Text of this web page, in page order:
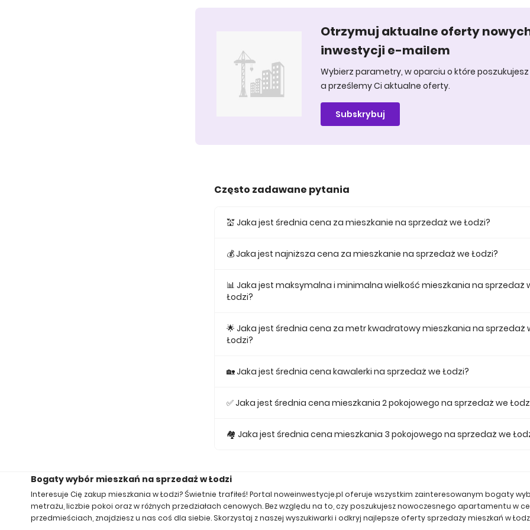
Otrzymuj aktualne oferty
inwestycji e-mailem
Wybierz parametry, w oparciu o które
a prześlemy Ci aktualne oferty.
Subskrybuj
Często zadawane pytania
💒 Jaka jest średnia cena za mieszkanie na sprzedaż we Łodzi?
💰 Jaka jest najniższa cena za mieszkanie na sprzedaż we Łodzi?
📊 Jaka jest maksymalna i minimalna wielkość mieszkania na sprzedaż
Łodzi?
25,03.
🌟 Jaka jest średnia cena za metr kwadratowy mieszkania na sprzedaż
Łodzi?
🏡 Jaka jest średnia cena kawalerki na sprzedaż we Łodzi?
✅ Jaka jest średnia cena mieszkania 2 pokojowego na sprzedaż we
🏘️ Jaka jest średnia cena mieszkania 3 pokojowego na sprzedaż we
Bogaty wybór mieszkań na sprzedaż w Łodzi
Interesuje Cię zakup mieszkania w Łodzi? Świetnie trafiłeś! Portal noweinwestycje.pl oferuje wszystkim zainteresowanym bogaty
metrażu, liczbie pokoi oraz w różnych przedziałach cenowych. Bez względu na to, czy poszukujesz nowoczesnego apartamentu w
przedmieściach, znajdziesz u nas coś dla siebie. Skorzystaj z naszej wyszukiwarki i odkryj najlepsze oferty sprzedaży mieszkań w